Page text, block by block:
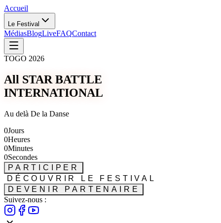
Accueil
Le Festival
MédiasBlogLiveFAQContact
TOGO 2026
All STAR BATTLE
INTERNATIONAL
Au delà De la Danse
0Jours
0Heures
0Minutes
0Secondes
PARTICIPER
DÉCOUVRIR LE FESTIVAL
DEVENIR PARTENAIRE
Suivez-nous :